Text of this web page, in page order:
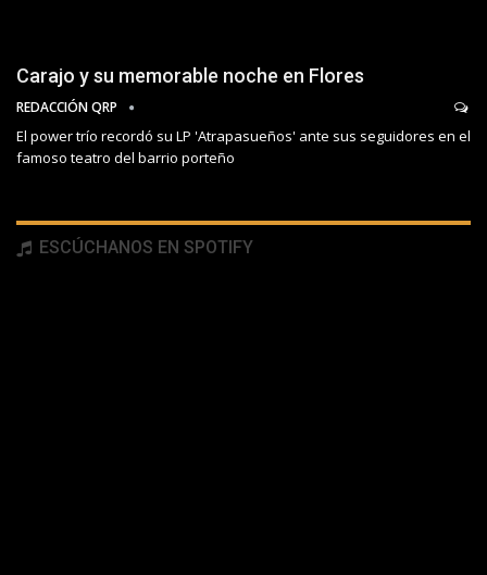
Carajo y su memorable noche en Flores
REDACCIÓN QRP
El power trío recordó su LP 'Atrapasueños' ante sus seguidores en el
famoso teatro del barrio porteño
ESCÚCHANOS EN SPOTIFY